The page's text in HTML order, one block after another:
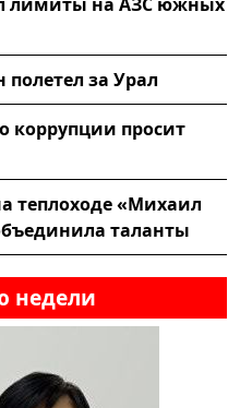
за Урал
коррупции просит
теплоходе «Михаил
таланты
недели